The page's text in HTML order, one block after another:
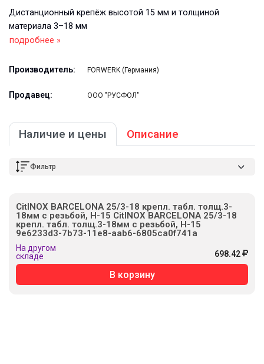
Дистанционный крепёж высотой 15 мм и толщиной
материала 3–18 мм
подробнее »
Производитель: FORWERK (Германия)
Продавец: ООО "РУСФОЛ"
Наличие и цены Описание
Фильтр
CitINOX BARCELONA 25/3-18 крепл. табл. толщ.3-
18мм с резьбой, H-15 CitINOX BARCELONA 25/3-18
крепл. табл. толщ.3-18мм с резьбой, H-15
9e6233d3-7b73-11e8-aab6-6805ca0f741a
На другом
складе
698.42
В корзину